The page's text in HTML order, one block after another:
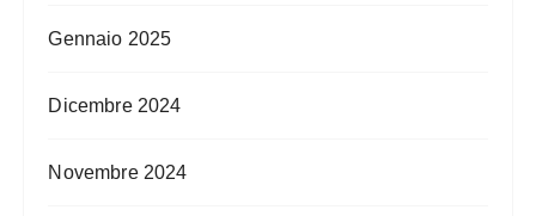
Gennaio 2025
Dicembre 2024
Novembre 2024